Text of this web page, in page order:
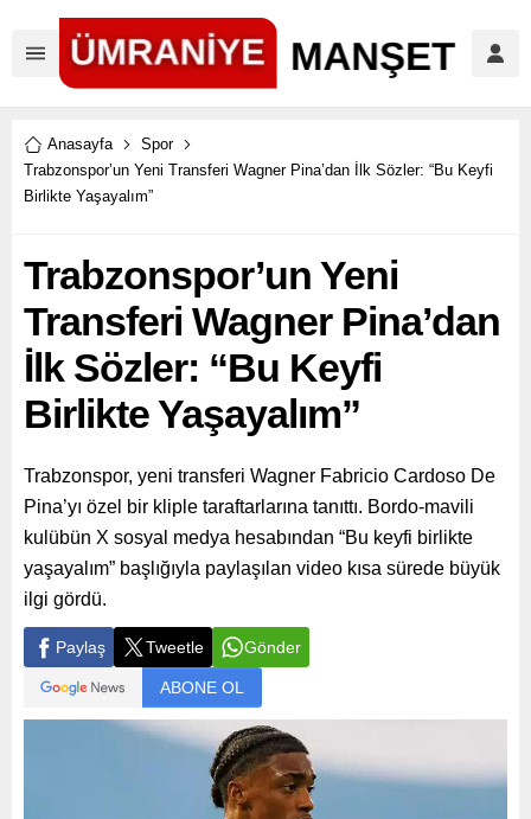
Anasayfa
Spor
Trabzonspor’un Yeni Transferi Wagner Pina’dan İlk Sözler: “Bu Keyfi
Birlikte Yaşayalım”
Trabzonspor’un Yeni
Transferi Wagner Pina’dan
İlk Sözler: “Bu Keyfi
Birlikte Yaşayalım”
Trabzonspor, yeni transferi Wagner Fabricio Cardoso De
Pina’yı özel bir kliple taraftarlarına tanıttı. Bordo-mavili
kulübün X sosyal medya hesabından “Bu keyfi birlikte
yaşayalım” başlığıyla paylaşılan video kısa sürede büyük
ilgi gördü.
Paylaş Tweetle Gönder
ABONE OL